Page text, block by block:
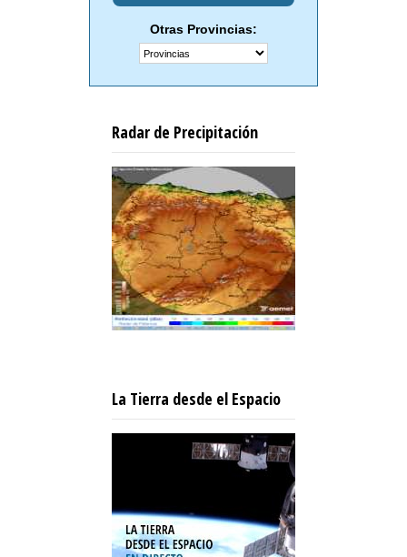
Otras Provincias:
Radar de Precipitación
La Tierra desde el Espacio